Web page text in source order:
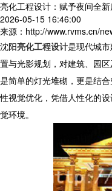
亮化工程设计：赋予夜间全
2026-05-15 16:46:00
来源：http://www.rvms.cn/
沈阳亮化工程设计是现代城
置与光影规划，对建筑、园
是简单的灯光堆砌，更是结
性视觉优化，凭借人性化的
觉环境。